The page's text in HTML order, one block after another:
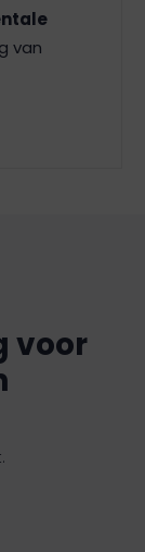
van
voor